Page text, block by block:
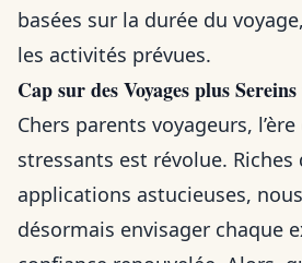
basées sur la durée du
les activités prévues.
Cap sur des Voyages plus
Chers parents voyageurs,
stressants est révolue. Riches
applications astucieuses,
désormais envisager chaque